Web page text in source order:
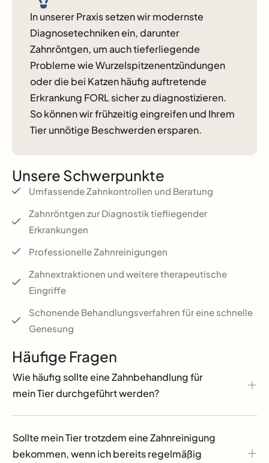
In unserer Praxis setzen wir modernste
Diagnosetechniken ein, darunter
Zahnröntgen, um auch tieferliegende
Probleme wie Wurzelspitzenentzündungen
oder die bei Katzen häufig auftretende
Erkrankung FORL sicher zu diagnostizieren.
So können wir frühzeitig eingreifen und Ihrem
Tier unnötige Beschwerden ersparen.
Unsere Schwerpunkte
Umfassende Zahnkontrollen und Beratung
Zahnröntgen zur Diagnostik tiefliegender
Erkrankungen
Professionelle Zahnreinigungen
Zahnextraktionen und weitere therapeutische
Eingriffe
Schonende Behandlungsverfahren für eine schnelle
Genesung
Häufige Fragen
Wie häufig sollte eine Zahnbehandlung für
mein Tier durchgeführt werden?
Sollte mein Tier trotzdem eine Zahnreinigung
bekommen, wenn ich bereits regelmäßig